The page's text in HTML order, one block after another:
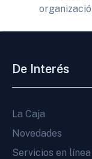
De Interés
La Caja
Novedades
Servicios en línea